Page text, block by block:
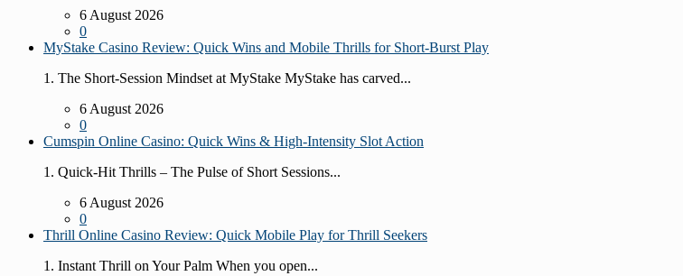
6 August 2026
0
MyStake Casino Review: Quick Wins and Mobile Thrills for Short‑Burst Play
1. The Short‑Session Mindset at MyStake MyStake has carved...
6 August 2026
0
Cumspin Online Casino: Quick Wins & High‑Intensity Slot Action
1. Quick‑Hit Thrills – The Pulse of Short Sessions...
6 August 2026
0
Thrill Online Casino Review: Quick Mobile Play for Thrill Seekers
1. Instant Thrill on Your Palm When you open...